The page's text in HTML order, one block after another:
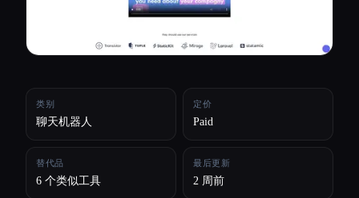
类别
聊天机器人
定价
Paid
替代品
6 个类似工具
最后更新
2 周前